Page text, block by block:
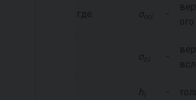
где: σ or,i -
σz,i -
h -